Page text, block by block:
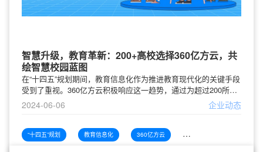
智慧升级，教育革新：200+高校选择360亿方云，共
绘智慧校园蓝图
在“十四五”规划期间，教育信息化作为推进教育现代化的关键手段
受到了重视。360亿方云积极响应这一趋势，通过为超过200所知
名高校提供定制化的文件管理和协同云平台服务，帮助这些院校
实现了校园资料的安全存储与管理、知识沉淀以及数据保护，进
方云将继续深化在教育行业的服务，提供更多创新性的解决方案
和产品。
2024-06-06 企业动态
“十四五”规划 教育信息化 360亿方云 高校数字化建设